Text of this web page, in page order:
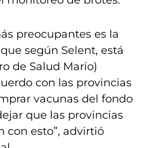
preocupantes es la
según Selent, está
de Salud Mario)
con las provincias
vacunas del fondo
que las provincias
con esto”, advirtió